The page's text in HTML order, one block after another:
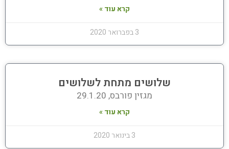
קרא עוד »
3 בפברואר 2020
שלושים מתחת לשלושים
מגזין פורבס, 29.1.20
קרא עוד »
3 בינואר 2020